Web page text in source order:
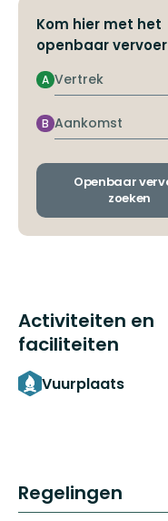
Kom hier met het
openbaar vervoer
Vertrek
A
Aankomst
B
Openbaar
zoeken
Activiteiten en
faciliteiten
Vuurplaats
Regelingen